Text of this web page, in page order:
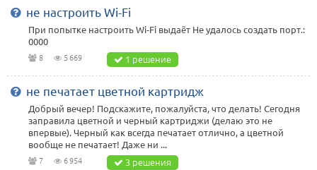
не настроить Wi-Fi
При попытке настроить Wi-Fi выдаёт Не удалось создать порт.:
0000
8 5 669 1 решение
не печатает цветной картридж
Добрый вечер! Подскажите, пожалуйста, что делать! Сегодня
заправила цветной и черный картриджи (делаю это не
впервые). Черный как всегда печатает отлично, а цветной
вообще не печатает! Даже ни ...
7 6 954 3 решения